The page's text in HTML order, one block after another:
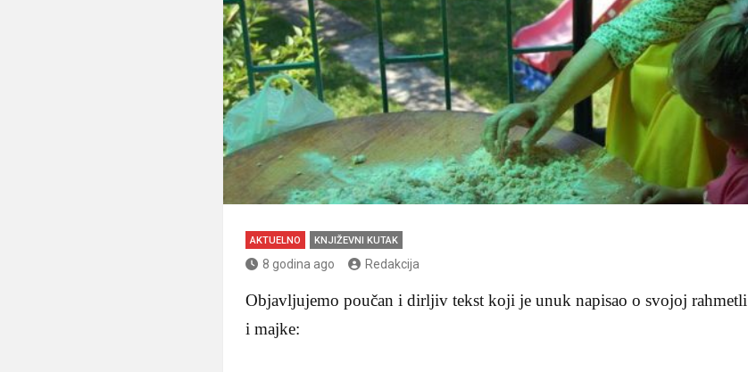
AKTUELNO KNJIŽEVNI KUTAK
8 godina ago Redakcija
Objavljujemo poučan i dirljiv tekst koji je unuk napisao o svojoj rahmetli
i majke: